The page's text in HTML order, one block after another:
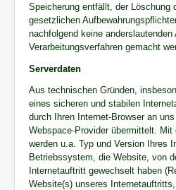
Speicherung entfällt, der Löschung
gesetzlichen
nachfolgend keine
Verarbeitungsverfahren gemacht
Serverdaten
Aus technischen Gründen,
eines sicheren und stabilen
durch Ihren Internet-Browser an
Webspace-Provider übermittelt.
werden u.a. Typ und Version Ihres
Betriebssystem, die Website, von
Internetauftritt gewechselt haben
Website(s) unseres